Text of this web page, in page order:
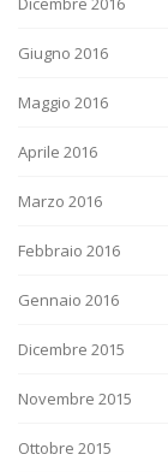
Giugno 2016
Maggio 2016
Aprile 2016
Marzo 2016
Febbraio 2016
Gennaio 2016
Dicembre 2015
Novembre 2015
Ottobre 2015